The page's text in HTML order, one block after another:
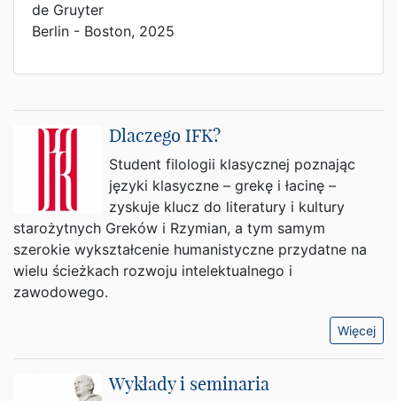
de Gruyter
Berlin - Boston, 2025
Dlaczego IFK?
Student filologii klasycznej poznając
języki klasyczne – grekę i łacinę –
zyskuje klucz do literatury i kultury
starożytnych Greków i Rzymian, a tym samym
szerokie wykształcenie humanistyczne przydatne na
wielu ścieżkach rozwoju intelektualnego i
zawodowego.
Więcej
Wykłady i seminaria